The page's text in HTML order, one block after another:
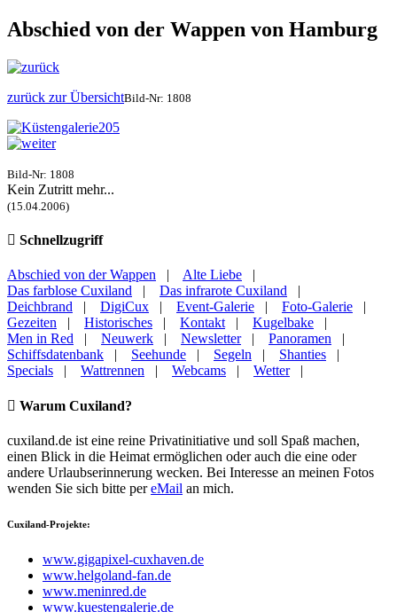
Abschied von der Wappen von Hamburg
zurück zur ÜbersichtBild-Nr: 1808
Bild-Nr: 1808
Kein Zutritt mehr...
(15.04.2006)
Schnellzugriff
Abschied von der Wappen | Alte Liebe |
Das farblose Cuxiland | Das infrarote Cuxiland |
Deichbrand | DigiCux | Event-Galerie | Foto-Galerie |
Gezeiten | Historisches | Kontakt | Kugelbake |
Men in Red | Neuwerk | Newsletter| Panoramen |
Schiffsdatenbank | Seehunde | Segeln | Shanties |
Specials | Wattrennen | Webcams | Wetter|
Warum Cuxiland?
cuxiland.de ist eine reine Privatinitiative und soll Spaß machen,
einen Blick in die Heimat ermöglichen oder auch die eine oder
andere Urlaubserinnerung wecken. Bei Interesse an meinen Fotos
wenden Sie sich bitte pereMail an mich.
Cuxiland-Projekte:
www.gigapixel-cuxhaven.de
www.helgoland-fan.de
www.meninred.de
www.kuestengalerie.de